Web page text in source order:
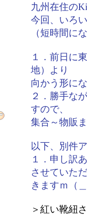
九州在住の
今回、いろ
（短時間に
１．前日に
地）より
向かう形に
２．勝手な
すので、
集合～物販
以下、別件
１．申し訳
させていただ
きますｍ（
＞紅い靴紐